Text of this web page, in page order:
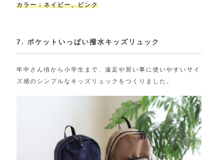
カラー：ネイビー、ピンク
7. ポケットいっぱい撥水キッズリュック
年中さん頃から小学生まで、遠足や習い事に使いやすいサイ
ズ感のシンプルなキッズリュックをつくりました。